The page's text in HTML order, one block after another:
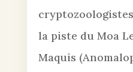
la piste du Moa
Maquis